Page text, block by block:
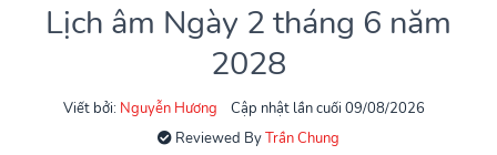
Lịch âm Ngày 2 tháng 6 năm
2028
Viết bởi: Nguyễn Hương
Cập nhật lần cuối 09/08/2026
Reviewed ByTrần Chung